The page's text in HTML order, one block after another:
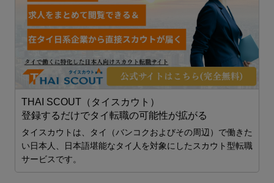
THAI SCOUT（タイスカウト）
登録するだけでタイ転職の可能性が拡がる
タイスカウトは、タイ（バンコクおよびその周辺）で働きた
い日本人、日本語堪能なタイ人を対象にしたスカウト型転職
サービスです。